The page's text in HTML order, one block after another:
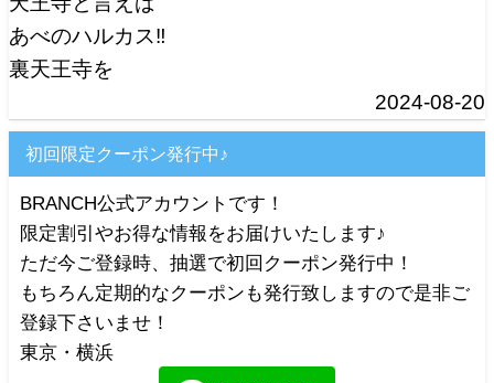
あべのハルカス‼️
裏天王寺を
2024-08-20
初回限定クーポン発行中♪
BRANCH公式アカウントです！
限定割引やお得な情報をお届けいたします♪
ただ今ご登録時、抽選で初回クーポン発行中！
もちろん定期的なクーポンも発行致しますので是非ご
登録下さいませ！
東京・横浜